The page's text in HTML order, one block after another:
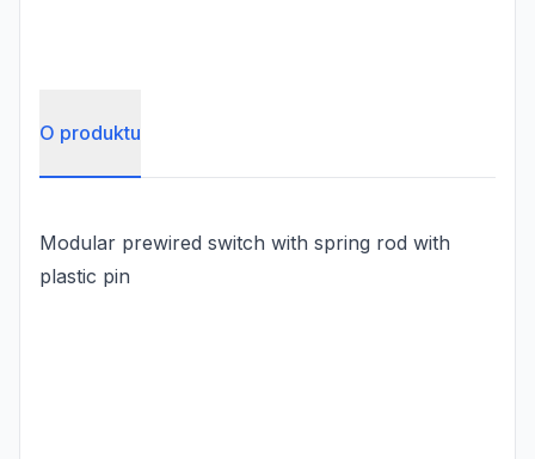
O produktu
Modular prewired switch with spring rod with
plastic pin